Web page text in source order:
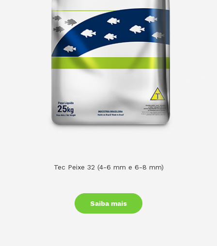
Tec Peixe 32 (4-6 mm e 6-8 mm)
Saiba mais